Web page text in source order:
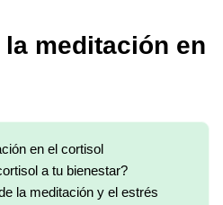
meditación en
en el cortisol
a tu bienestar?
la meditación y el estrés